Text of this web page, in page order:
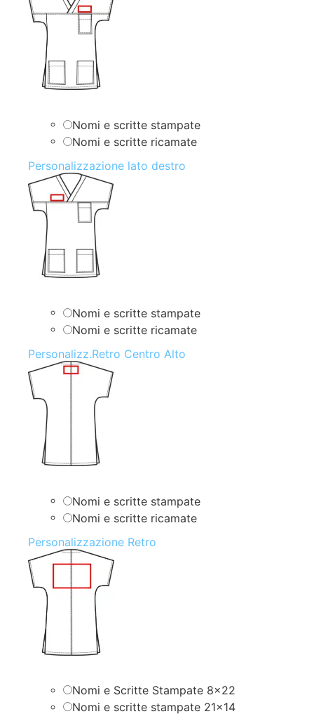
Nomi e scritte stampate
Nomi e scritte ricamate
Personalizzazione lato destro
Nomi e scritte stampate
Nomi e scritte ricamate
Personalizz.Retro Centro Alto
Nomi e scritte stampate
Nomi e scritte ricamate
Personalizzazione Retro
Nomi e Scritte Stampate 8×22
Nomi e scritte stampate 21×14